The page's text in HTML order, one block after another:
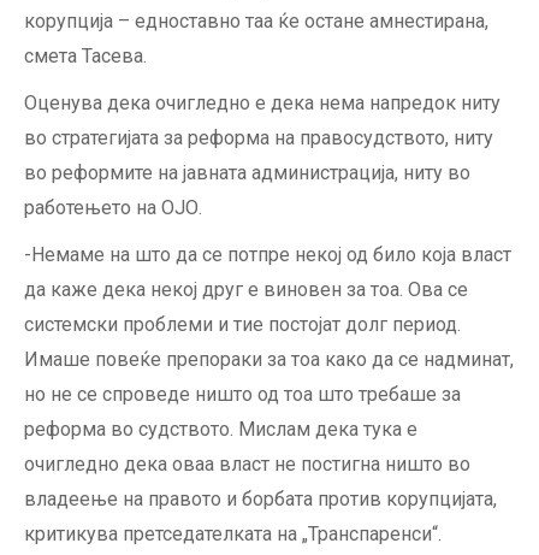
корупција – едноставно таа ќе остане амнестирана,
смета Тасева.
Оценува дека очигледно е дека нема напредок ниту
во стратегијата за реформа на правосудството, ниту
во реформите на јавната администрација, ниту во
работењето на ОЈО.
-Немаме на што да се потпре некој од било која власт
да каже дека некој друг е виновен за тоа. Ова се
системски проблеми и тие постојат долг период.
Имаше повеќе препораки за тоа како да се надминат,
но не се спроведе ништо од тоа што требаше за
реформа во судството. Мислам дека тука е
очигледно дека оваа власт не постигна ништо во
владеење на правото и борбата против корупцијата,
критикува претседателката на „Транспаренси“.